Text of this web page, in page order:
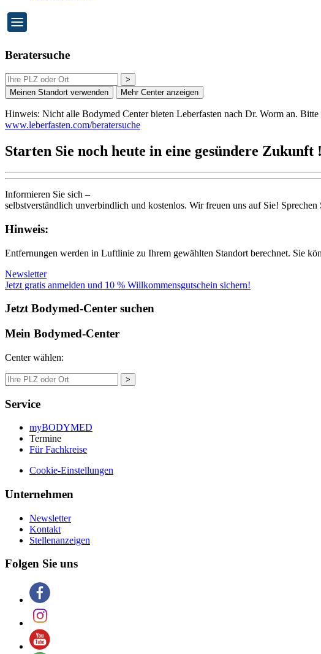
Beratersuche
>
Meinen Standort verwenden
Mehr Center anzeigen
Hinweis: Nicht alle Bodymed Center bieten Leberfasten nach Dr. Worm an. Bitte
www.leberfasten.com/beratersuche
Starten Sie noch heute in eine gesündere Zukunft !
Informieren Sie sich –
selbstverständlich unverbindlich und kostenlos. Wir freuen uns auf Sie! Sprechen
Hinweis:
Entfernungen werden in Luftlinie zu Ihrem gewählten Standort berechnet. Sie
Newsletter
Jetzt gratis anmelden und 10 % Willkommensgutschein sichern!
Jetzt Bodymed-Center suchen
Mein Bodymed-Center
Center wählen:
>
Service
myBODYMED
Termine
Für Fachkreise
Cookie-Einstellungen
Unternehmen
Newsletter
Kontakt
Stellenanzeigen
Folgen Sie uns